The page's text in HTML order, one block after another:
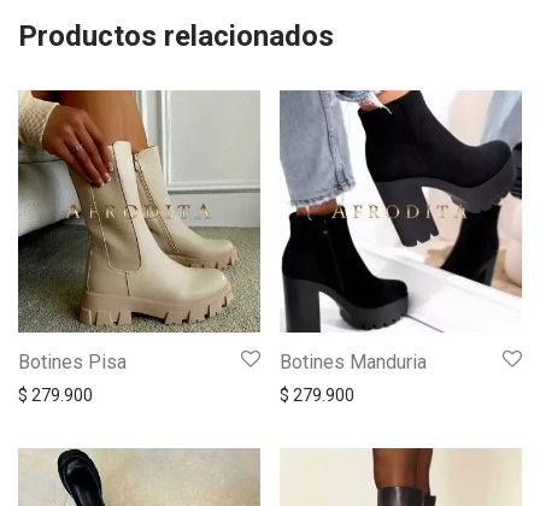
Productos relacionados
Botines Pisa
$ 279.900
Botines Manduria
$ 279.900